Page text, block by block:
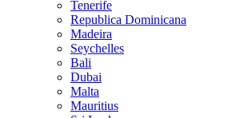
Tenerife
Republica Dominicana
Madeira
Seychelles
Bali
Dubai
Malta
Mauritius